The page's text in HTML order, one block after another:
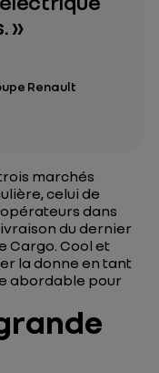
»
Renault
marchés
celui de
dans
du dernier
Cargo. Cool et
la donne en tant
abordable pour